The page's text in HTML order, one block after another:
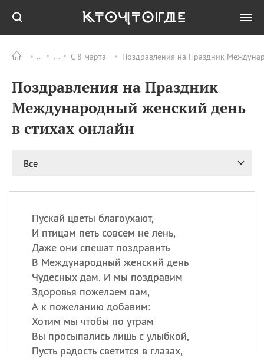
С 8 марта Поздравления на Праздник
Поздравления на Праздник
Международный женский день
в стихах онлайн
Все
Пускай цветы благоухают,
И птицам петь совсем не лень,
Даже они спешат поздравить
В Международный женский день
Чудесных дам. И мы поздравим
Здоровья пожелаем вам,
А к пожеланию добавим:
Хотим мы чтобы по утрам
Вы просыпались лишь с улыбкой,
Пусть радость светится в глазах,
ПРАЗДНИКИ Все
08.08 День «Счастье
случается» (Happiness
Happens Day)
08.08
больных
09.08 День книголюбов (Book
Lovers Day)
ИМЕНА
Сегодня празднуют именины
Александр